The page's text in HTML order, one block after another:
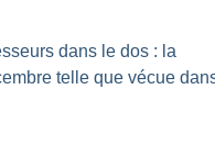
dans le dos : la
telle que vécue